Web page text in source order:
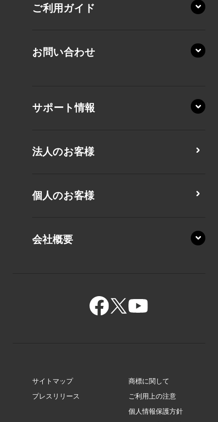
RZ/MA
XA/ZY
MZ/MA
GZ/HA
AZ/MA
AZ/MY
PZ/LA
ご利用ガイド
お問い合わせ
サポート情報
法人のお客様
個人のお客様
会社概要
サイトマップ
プレスリリース
商標に関して
ご利用上の注意
個人情報保護方針